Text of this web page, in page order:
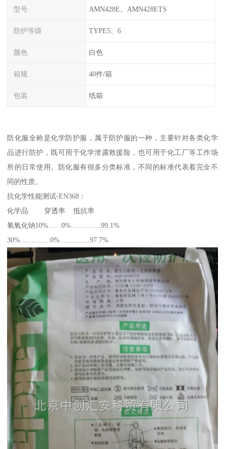
型号 AMN428E、AMN428ETS
防护等级 TYPE5、6
颜色 白色
箱规 40件/箱
包装 纸箱
防化服全称是化学防护服，属于防护服的一种，主要针对各类化学
品进行防护，既可用于化学泄露救援险，也可用于化工厂等工作场
所的日常使用。防化服有很多分类标准，不同的标准代表着完全不
同的性质。
抗化学性能测试-EN368：
化学品 穿透率 抵抗率
氢氧化钠10%…. .0%...............99.1%
30%...............0%...............97.7%